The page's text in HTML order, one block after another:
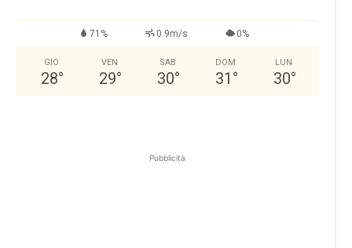
71% 0.9m/s 0%
GIO
28°
VEN
29°
SAB
30°
DOM
31 °
LUN
30°
Pubblicità